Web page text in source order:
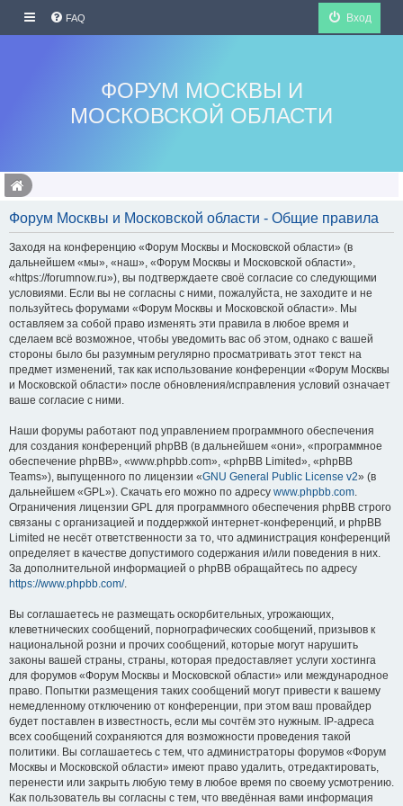
FAQ Вход
ФОРУМ МОСКВЫ И
МОСКОВСКОЙ ОБЛАСТИ
Форум Москвы и Московской области - Общие правила
Заходя на конференцию «Форум Москвы и Московской области» (в
дальнейшем «мы», «наш», «Форум Москвы и Московской области»,
«https://forumnow.ru»), вы подтверждаете своё согласие со следующими
условиями. Если вы не согласны с ними, пожалуйста, не заходите и не
пользуйтесь форумами «Форум Москвы и Московской области». Мы
оставляем за собой право изменять эти правила в любое время и
сделаем всё возможное, чтобы уведомить вас об этом, однако с вашей
стороны было бы разумным регулярно просматривать этот текст на
предмет изменений, так как использование конференции «Форум Москвы
и Московской области» после обновления/исправления условий означает
ваше согласие с ними.
Наши форумы работают под управлением программного обеспечения
для создания конференций phpBB (в дальнейшем «они», «программное
обеспечение phpBB», «www.phpbb.com», «phpBB Limited», «phpBB
Teams»), выпущенного по лицензии «GNU General Public License v2» (в
дальнейшем «GPL»). Скачать его можно по адресу www.phpbb.com.
Ограничения лицензии GPL для программного обеспечения phpBB строго
связаны с организацией и поддержкой интернет-конференций, и phpBB
Limited не несёт ответственности за то, что администрация конференций
определяет в качестве допустимого содержания и/или поведения в них.
За дополнительной информацией о phpBB обращайтесь по адресу
https://www.phpbb.com/.
Вы соглашаетесь не размещать оскорбительных, угрожающих,
клеветнических сообщений, порнографических сообщений, призывов к
национальной розни и прочих сообщений, которые могут нарушить
законы вашей страны, страны, которая предоставляет услуги хостинга
для форумов «Форум Москвы и Московской области» или международное
право. Попытки размещения таких сообщений могут привести к вашему
немедленному отключению от конференции, при этом ваш провайдер
будет поставлен в известность, если мы сочтём это нужным. IP-адреса
всех сообщений сохраняются для возможности проведения такой
политики. Вы соглашаетесь с тем, что администраторы форумов «Форум
Москвы и Московской области» имеют право удалить, отредактировать,
перенести или закрыть любую тему в любое время по своему усмотрению.
Как пользователь вы согласны с тем, что введённая вами информация